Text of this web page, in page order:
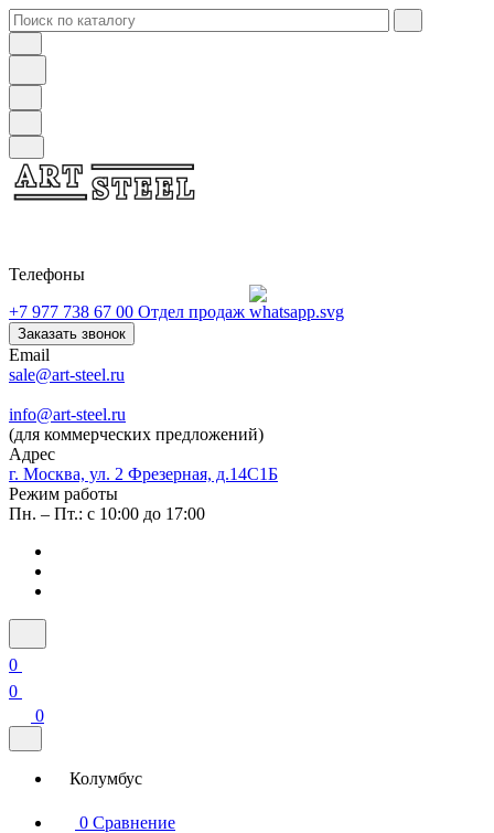
Телефоны
+7 977 738 67 00 Отдел продаж
Заказать звонок
Email
sale@art-steel.ru
info@art-steel.ru
(для коммерческих предложений)
Адрес
г. Москва, ул. 2 Фрезерная, д.14С1Б
Режим работы
Пн. – Пт.: с 10:00 до 17:00
0
0
0
Колумбус
0 Сравнение